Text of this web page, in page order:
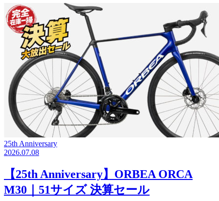
25th Anniversary
2026.07.08
【25th Anniversary】ORBEA ORCA
M30｜51サイズ 決算セール